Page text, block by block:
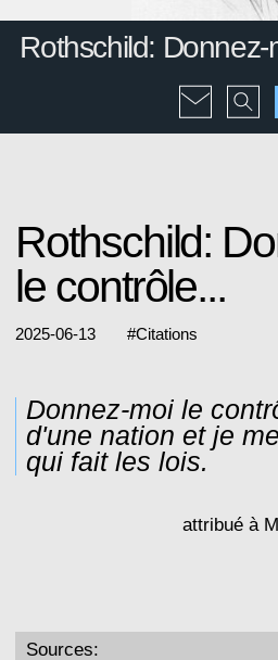
Rothschild: Donnez-
Rothschild:
le contrôle...
2025-06-13 #Citations
Donnez-moi le
d'une nation et je
qui fait les lois.
attribué à
Sources: